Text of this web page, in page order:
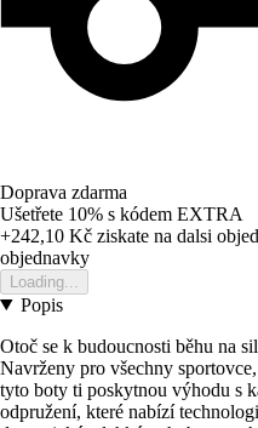
Doprava zdarma
Ušetřete 10% s kódem EXTRA
+242,10 Kč ziskate na dalsi
objednavky
Loading...
Popis
Otoč se k budoucnosti běhu na
Navrženy pro všechny
tyto boty ti poskytnou výhodu s
odpružení, které nabízí